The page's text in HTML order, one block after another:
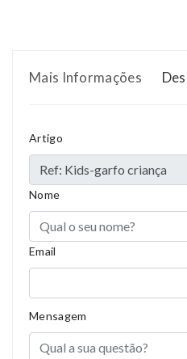
Mais Informações
Artigo
Nome
Email
Mensagem